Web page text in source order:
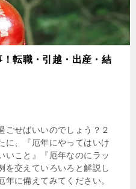
転職・引越・出産・結
ごせばいいのでしょう？２
に、『厄年にやってはいけ
いこと』『厄年なのにラッ
を交えていろいろと解説し
に備えてみてください。